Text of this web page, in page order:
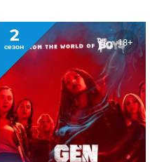
2
сезон 18+